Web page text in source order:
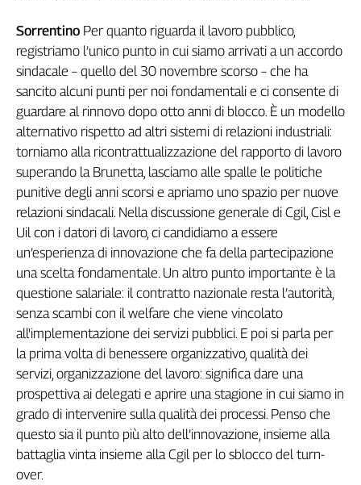
Sorrentino Per quanto riguarda il lavoro pubblico,
registriamo l’unico punto in cui siamo arrivati a un accordo
sindacale – quello del 30 novembre scorso – che ha
sancito alcuni punti per noi fondamentali e ci consente di
guardare al rinnovo dopo otto anni di blocco. È un modello
alternativo rispetto ad altri sistemi di relazioni industriali:
torniamo alla ricontrattualizzazione del rapporto di lavoro
superando la Brunetta, lasciamo alle spalle le politiche
punitive degli anni scorsi e apriamo uno spazio per nuove
relazioni sindacali. Nella discussione generale di Cgil, Cisl e
Uil con i datori di lavoro, ci candidiamo a essere
un’esperienza di innovazione che fa della partecipazione
una scelta fondamentale. Un altro punto importante è la
questione salariale: il contratto nazionale resta l’autorità,
senza scambi con il welfare che viene vincolato
all'implementazione dei servizi pubblici. E poi si parla per
la prima volta di benessere organizzativo, qualità dei
servizi, organizzazione del lavoro: significa dare una
prospettiva ai delegati e aprire una stagione in cui siamo in
grado di intervenire sulla qualità dei processi. Penso che
questo sia il punto più alto dell’innovazione, insieme alla
battaglia vinta insieme alla Cgil per lo sblocco del turn-
over.